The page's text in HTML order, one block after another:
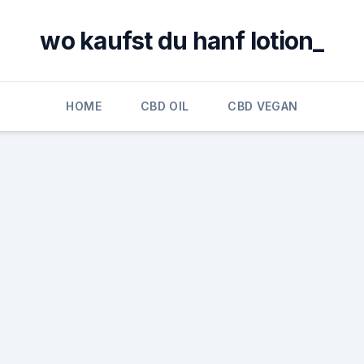
wo kaufst du hanf lotion_
HOME CBD OIL CBD VEGAN